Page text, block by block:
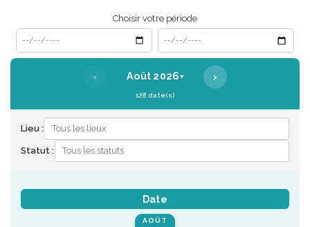
Choisir votre période
Date de début
Date de fin
‹ Août 2026▾ ›
128 date(s)
Lieu :
Statut :
Date
AOÛT